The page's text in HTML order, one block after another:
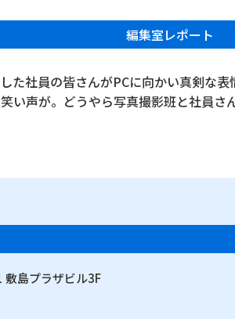
編集室レポート
た社員の皆さんがPCに向かい真剣な
い声が。どうやら写真撮影班と社員
島プラザビル3F